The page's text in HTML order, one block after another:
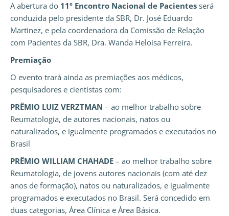
A abertura do 11º Encontro Nacional de Pacientes será
conduzida pelo presidente da SBR, Dr. José Eduardo
Martinez, e pela coordenadora da Comissão de Relação
com Pacientes da SBR, Dra. Wanda Heloisa Ferreira.
Premiação
O evento trará ainda as premiações aos médicos,
pesquisadores e cientistas com:
PRÊMIO LUIZ VERZTMAN – ao melhor trabalho sobre
Reumatologia, de autores nacionais, natos ou
naturalizados, e igualmente programados e executados no
Brasil
PRÊMIO WILLIAM CHAHADE – ao melhor trabalho sobre
Reumatologia, de jovens autores nacionais (com até dez
anos de formação), natos ou naturalizados, e igualmente
programados e executados no Brasil. Será concedido em
duas categorias, Área Clínica e Área Básica.